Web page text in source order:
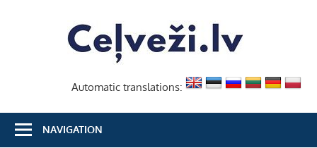
Automatic translations:
NAVIGATION